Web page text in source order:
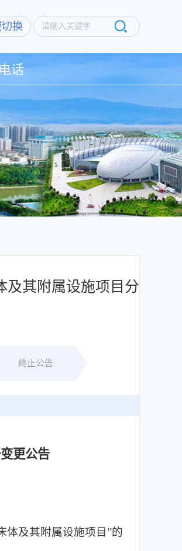
切换 请输入关键字
话
及其附属设施项目分
终止公告
更公告
体及其附属设施项目”的